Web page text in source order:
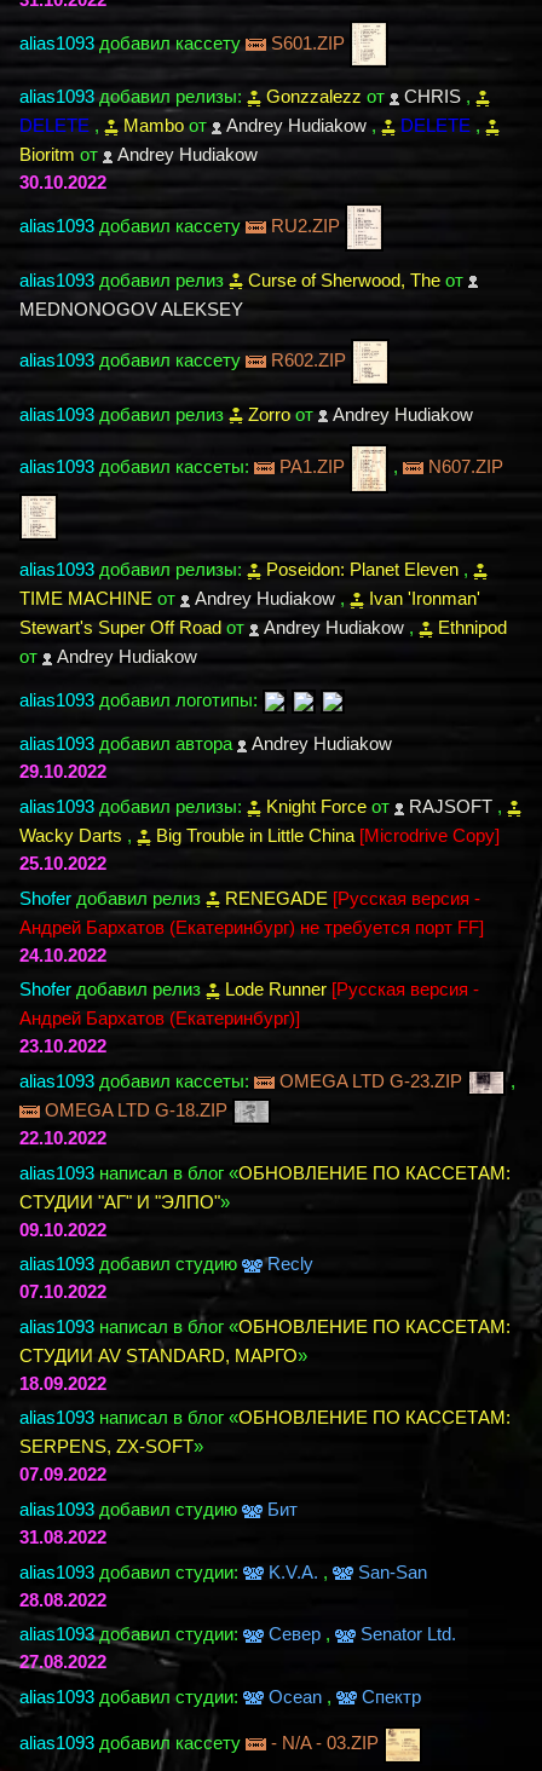
alias1093 добавил кассету S601.ZIP
alias1093 добавил релизы: Gonzzalezz от CHRIS ,
DELETE , Mambo от Andrey Hudiakow , DELETE ,
Bioritm от
Andrey Hudiakow
30.10.2022
alias1093 добавил кассету RU2.ZIP
alias1093 добавил релиз Curse of Sherwood, The от
MEDNONOGOV ALEKSEY
alias1093 добавил кассету R602.ZIP
alias1093 добавил релиз Zorro от Andrey Hudiakow
alias1093 добавил кассеты: PA1.ZIP , N607.ZIP
alias1093 добавил релизы: Poseidon: Planet Eleven ,
TIME MACHINE от Andrey Hudiakow ,
Ivan 'Ironman'
Stewart's Super Off Road от Andrey Hudiakow ,
Ethnipod
от
Andrey Hudiakow
alias1093 добавил логотипы:
alias1093 добавил автора
Andrey Hudiakow
29.10.2022
alias1093 добавил релизы: Knight Force от RAJSOFT ,
Wacky Darts , Big Trouble in Little China [Microdrive Copy]
25.10.2022
Shofer добавил релиз RENEGADE [Русская версия -
Андрей Бархатов (Екатеринбург) не требуется порт FF]
24.10.2022
Shofer добавил релиз Lode Runner [Русская версия -
Андрей Бархатов (Екатеринбург)]
23.10.2022
alias1093 добавил кассеты: OMEGA LTD G-23.ZIP
,
OMEGA LTD G-18.ZIP
22.10.2022
alias1093 написал в блог «ОБНОВЛЕНИЕ ПО КАССЕТАМ:
СТУДИИ "АГ" И "ЭЛПО"»
09.10.2022
alias1093 добавил студию
Recly
07.10.2022
alias1093 написал в блог «ОБНОВЛЕНИЕ ПО КАССЕТАМ:
СТУДИИ AV STANDARD, МАРГО»
18.09.2022
alias1093 написал в блог «ОБНОВЛЕНИЕ ПО КАССЕТАМ:
SERPENS, ZX-SOFT»
07.09.2022
alias1093 добавил студию
Бит
31.08.2022
alias1093 добавил студии: K.V.A. ,
San-San
28.08.2022
alias1093добавил студии: Север ,
Senator Ltd.
27.08.2022
alias1093 добавил студии: Ocean , Спектр
alias1093 добавил кассету - N/A - 03.ZIP